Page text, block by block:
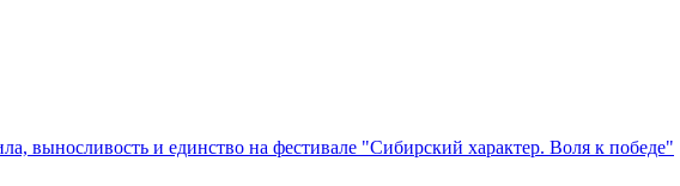
выносливость и единство на фестивале "Сибирский характер. Воля к победе"